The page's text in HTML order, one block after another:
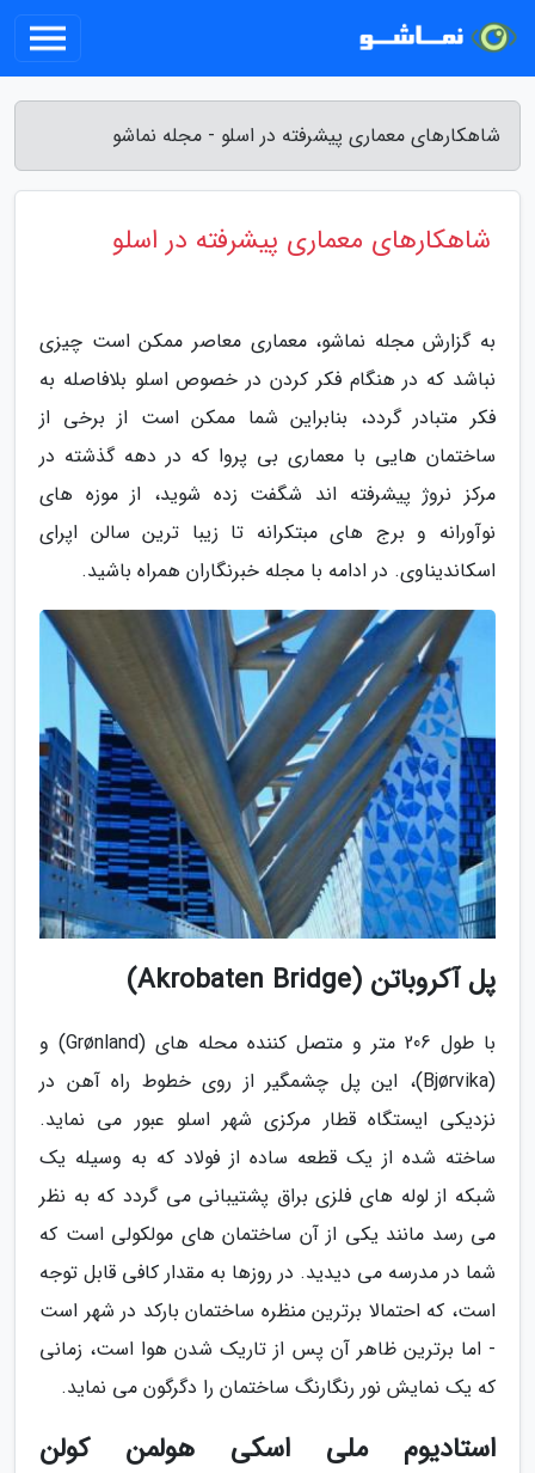
شاهکارهای معماری پیشرفته در اسلو - مجله نماشو
شاهکارهای معماری پیشرفته در اسلو
به گزارش مجله نماشو، معماری معاصر ممکن است چیزی
نباشد که در هنگام فکر کردن در خصوص اسلو بلافاصله به
فکر متبادر گردد، بنابراین شما ممکن است از برخی از
ساختمان هایی با معماری بی پروا که در دهه گذشته در
مرکز نروژ پیشرفته اند شگفت زده شوید، از موزه های
نوآورانه و برج های مبتکرانه تا زیبا ترین سالن اپرای
اسکاندیناوی. در ادامه با مجله خبرنگاران همراه باشید.
پل آکروباتن (Akrobaten Bridge)
با طول 206 متر و متصل کننده محله های (Grønland) و
(Bjørvika)، این پل چشمگیر از روی خطوط راه آهن در
نزدیکی ایستگاه قطار مرکزی شهر اسلو عبور می نماید.
ساخته شده از یک قطعه ساده از فولاد که به وسیله یک
شبکه از لوله های فلزی براق پشتیبانی می گردد که به نظر
می رسد مانند یکی از آن ساختمان های مولکولی است که
شما در مدرسه می دیدید. در روزها به مقدار کافی قابل توجه
است، که احتمالا برترین منظره ساختمان بارکد در شهر است
- اما برترین ظاهر آن پس از تاریک شدن هوا است، زمانی
که یک نمایش نور رنگارنگ ساختمان را دگرگون می نماید.
استادیوم ملی اسکی هولمن کولن